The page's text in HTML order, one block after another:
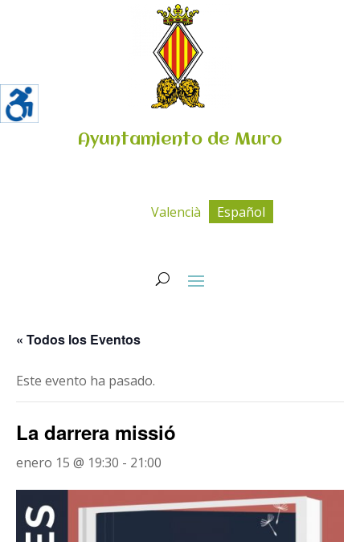
Ayuntamiento de Muro
Valencià Español
« Todos los Eventos
Este evento ha pasado.
La darrera missió
enero 15 @ 19:30 - 21:00